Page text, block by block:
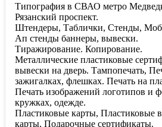
Типография в СВАО метро
Рязанский проспект.
Штендеры, Таблички, Стенды,
Ап стенды баннеры, вывески.
Тиражирование. Копирование.
Металлические пластиковые
вывески на дверь. Тампопечать,
зажигалках, флешках. Печать на
Печать изображений логотипов и
кружках, одежде.
Пластиковые карты, Пластиковые
карты, Подарочные сертификаты.